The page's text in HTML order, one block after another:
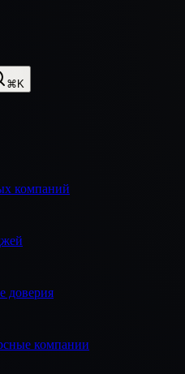
⌘K
компаний
доверия
компании